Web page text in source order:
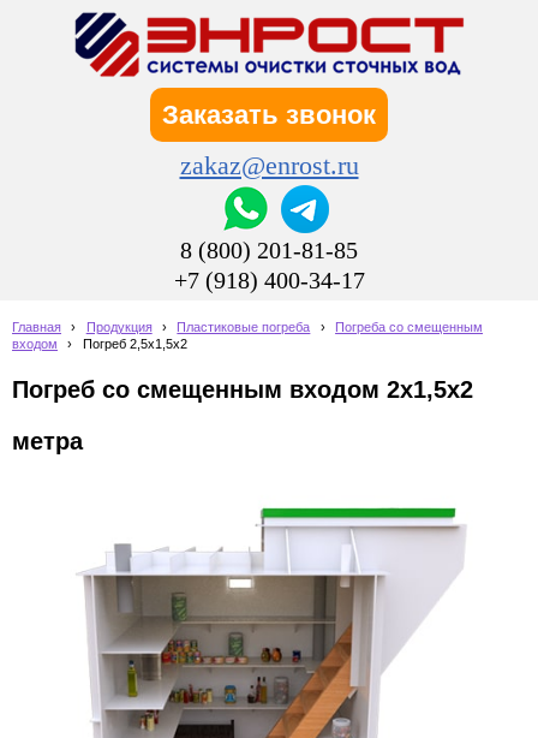
Заказать звонок
zakaz@enrost.ru
8 (800) 201-81-85
+7 (918) 400-34-17
Главная › Продукция › Пластиковые погреба ›
Погреба со смещенным
входом
› Погреб 2,5х1,5х2
Погреб со смещенным входом 2х1,5х2
метра